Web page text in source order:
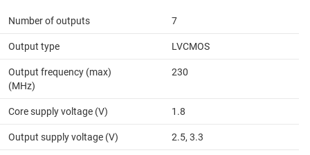
Number of outputs 7
Output type LVCMOS
Output frequency (max)
(MHz)
230
Core supply voltage (V) 1.8
Output supply voltage (V) 2.5, 3.3